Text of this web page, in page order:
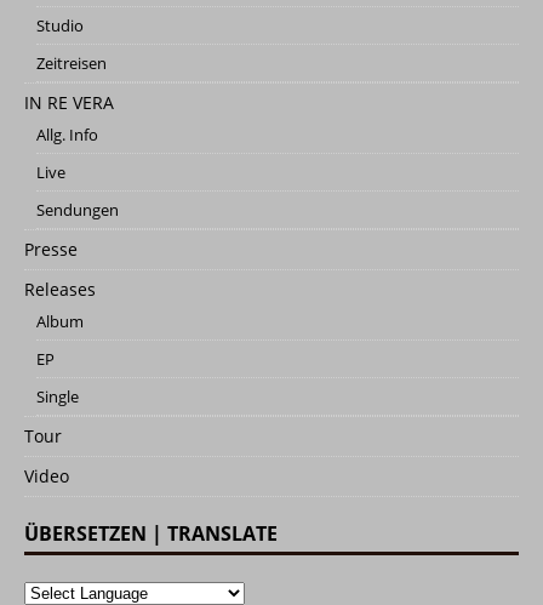
Studio
Zeitreisen
IN RE VERA
Allg. Info
Live
Sendungen
Presse
Releases
Album
EP
Single
Tour
Video
ÜBERSETZEN | TRANSLATE